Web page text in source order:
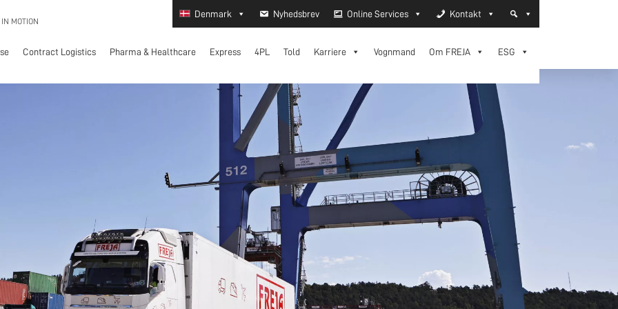
MOTION
Denmark Nyhedsbrev Online Services Kontakt
Contract Logistics Pharma & Healthcare Express 4PL Told Karriere Vognmand Om FREJA
ESG